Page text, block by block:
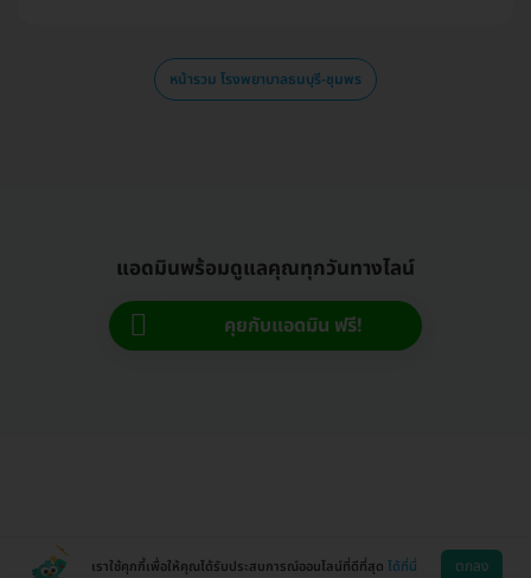
หน้ารวม โรงพยาบาลธนบุรี-ชุมพร
แอดมินพร้อมดูแลคุณทุกวันทางไลน์
คุยกับแอดมิน ฟรี!
เราใช้คุกกี้เพื่อให้คุณได้รับประสบการณ์ออนไลน์ที่ดีที่สุด ได้ที่นี่ ตกลง